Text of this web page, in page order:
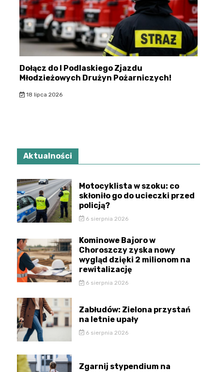
Dołącz do I Podlaskiego Zjazdu
Młodzieżowych Drużyn Pożarniczych!
18 lipca 2026
Aktualności
Motocyklista w szoku: co
skłoniło go do ucieczki przed
policją?
6 sierpnia 2026
Kominowe Bajoro w
Choroszczy zyska nowy
wygląd dzięki 2 milionom na
rewitalizację
6 sierpnia 2026
Zabłudów: Zielona przystań
na letnie upały
6 sierpnia 2026
Zgarnij stypendium na